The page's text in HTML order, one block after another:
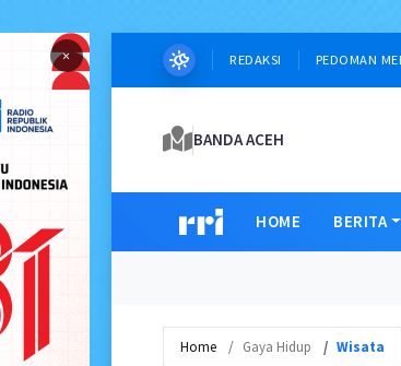
× REDAKSI PEDOMAN
BANDA ACEH
HOME BERITA
Home Gaya Hidup Wisata